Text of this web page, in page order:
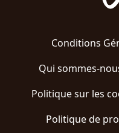
Conditions
Qui sommes-
Politique sur les
Politique de